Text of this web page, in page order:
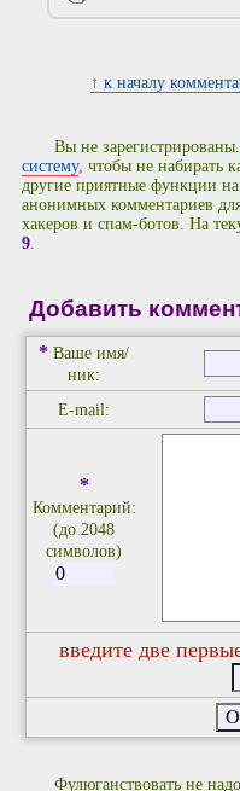
↑ к началу
Вы не
систему, чтобы не набирать
другие приятные функции
анонимных комментариев
хакеров и спам-ботов. На
9.
Добавить
* Ваше имя/
ник:
E-mail:
*
Комментарий:
(до 2048
символов)
введите две
Фулюганствовать не